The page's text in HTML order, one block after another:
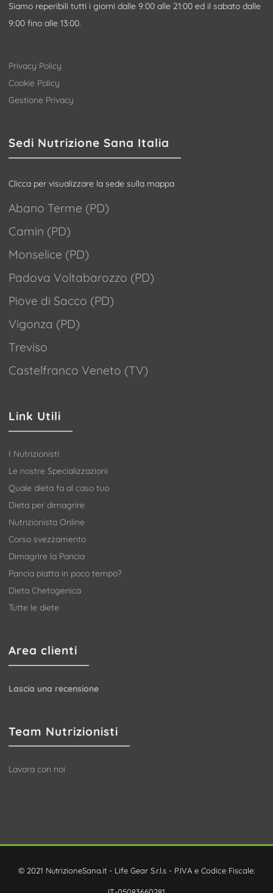
Siamo reperibili tutti i giorni dalle 9:00 alle 21:00 ed il sabato dalle
9:00 fino alle 13:00.
Privacy Policy
Cookie Policy
Gestione Privacy
Sedi Nutrizione Sana Italia
Clicca per visualizzare la sede sulla mappa
Abano Terme (PD)
Camin (PD)
Monselice (PD)
Padova Voltabarozzo (PD)
Piove di Sacco (PD)
Vigonza (PD)
Treviso
Castelfranco Veneto (TV)
Link Utili
I Nutrizionisti
Le nostre Specializzazioni
Quale dieta fa al caso tuo
Dieta per dimagrire
Nutrizionista Online
Corso svezzamento
Dimagrire la Pancia
Pancia piatta in poco tempo?
Dieta Chetogenica
Tutte le diete
Area clienti
Lascia una recensione
Team Nutrizionisti
Lavora con noi
© 2021 NutrizioneSana.it - Life Gear S.r.l.s - P.IVA e Codice Fiscale: